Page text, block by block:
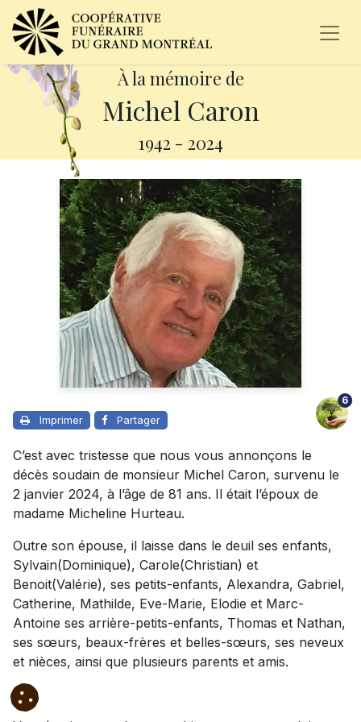
À la mémoire de
Michel Caron
1942 - 2024
Imprimer Partager
6
C’est avec tristesse que nous vous annonçons le
décès soudain de monsieur Michel Caron, survenu le
2 janvier 2024, à l’âge de 81 ans. Il était l’époux de
madame Micheline Hurteau.
Outre son épouse, il laisse dans le deuil ses enfants,
Sylvain(Dominique), Carole(Christian) et
Benoit(Valérie), ses petits-enfants, Alexandra, Gabriel,
Catherine, Mathilde, Eve-Marie, Elodie et Marc-
Antoine ses arrière-petits-enfants, Thomas et Nathan,
ses sœurs, beaux-frères et belles-sœurs, ses neveux
et nièces, ainsi que plusieurs parents et amis.